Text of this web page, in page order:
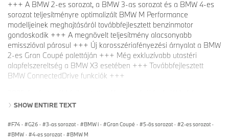
+++ A BMW 2-es sorozat, a BMW 3-as sorozat és a BMW 4-es
sorozat teljesítményre optimalizált BMW M Performance
modelljeinek meghajtásáról továbbfejlesztett benzinmotor
gondoskodik +++ A megnövelt teljesítmény alacsonyabb
emisszióval párosul +++ Új karosszériafényezési árnyalat a BMW
2-es Gran Coupé palettáján +++ Még exkluzívabb utastéri
alapfelszereltség a BMW X3 esetében +++ Továbbfejlesztett
BMW ConnectedDrive funkciók +++
praktikus részletekkel bővül a BMW modellpalettája. A BMW 2-es
teljesítményre optimalizált BMW M Performance modelljeinek
meghajtásáról mostantól továbbfejlesztett benzinmotor
SHOW ENTIRE TEXT
F74 · G26 · 3-as sorozat · BMW i · Gran Coupé · 5-ös sorozat · 2-es sorozat ·
BMW · 4-es sorozat · BMW M